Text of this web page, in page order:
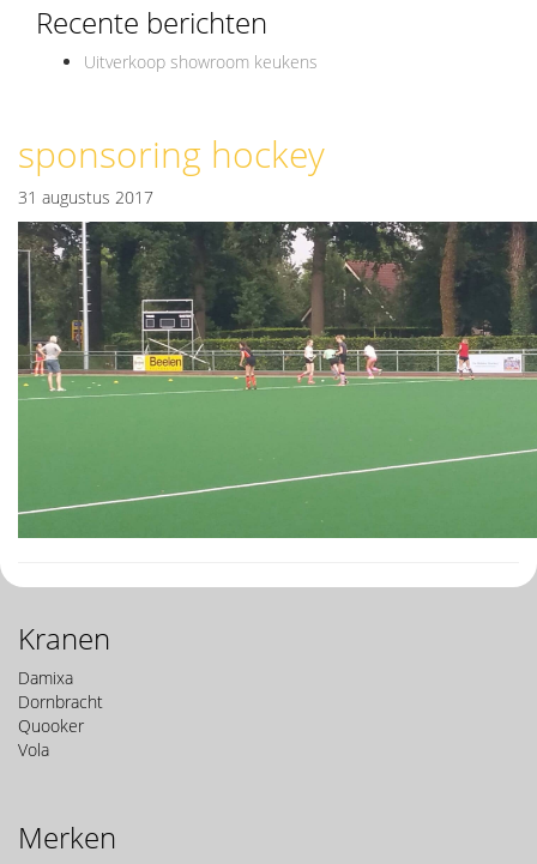
Recente berichten
Uitverkoop showroom keukens
sponsoring hockey
31 augustus 2017
Kranen
Damixa
Dornbracht
Quooker
Vola
Merken